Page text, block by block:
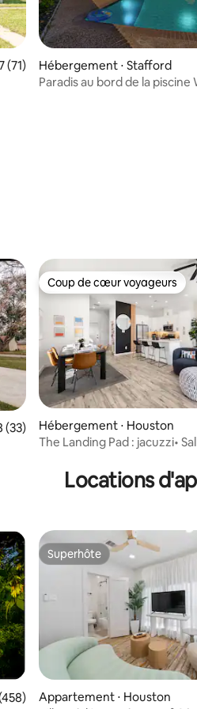
moyenne sur la base de 71
(71)
Hébergement ⋅ Stafford
Paradis au bord de la piscine
moyenne sur la base de 33
(33)
Coup de cœur voyageurs
Coup de cœur voyageurs
Hébergement ⋅ Houston
The Landing Pad : jacuzzi•
Locations
moyenne sur la base de 458
Superhôte
Superhôte
Appartement ⋅ Houston